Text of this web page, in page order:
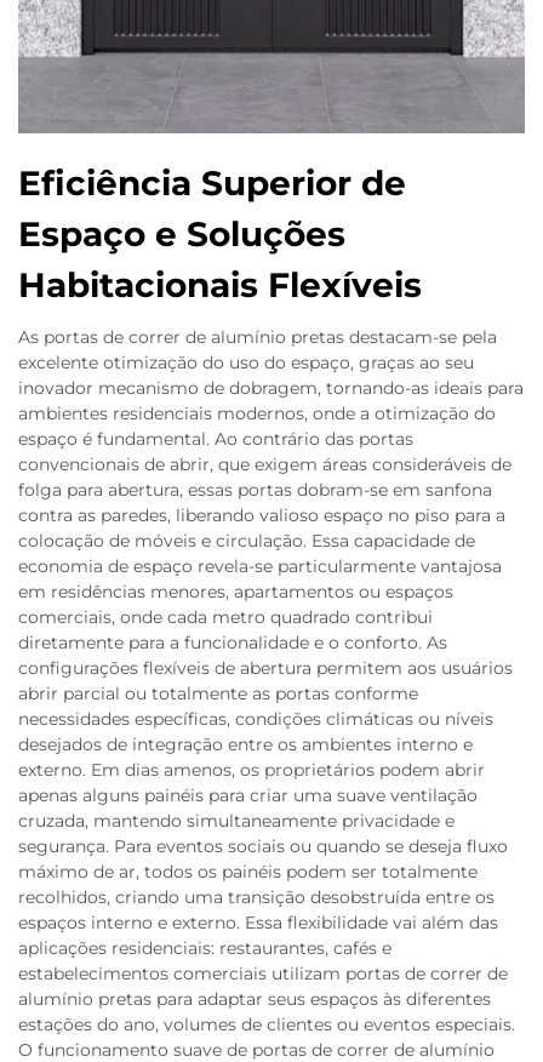
Eficiência Superior de
Espaço e Soluções
Habitacionais Flexíveis
As portas de correr de alumínio pretas destacam-se pela
excelente otimização do uso do espaço, graças ao seu
inovador mecanismo de dobragem, tornando-as ideais para
ambientes residenciais modernos, onde a otimização do
espaço é fundamental. Ao contrário das portas
convencionais de abrir, que exigem áreas consideráveis de
folga para abertura, essas portas dobram-se em sanfona
contra as paredes, liberando valioso espaço no piso para a
colocação de móveis e circulação. Essa capacidade de
economia de espaço revela-se particularmente vantajosa
em residências menores, apartamentos ou espaços
comerciais, onde cada metro quadrado contribui
diretamente para a funcionalidade e o conforto. As
configurações flexíveis de abertura permitem aos usuários
abrir parcial ou totalmente as portas conforme
necessidades específicas, condições climáticas ou níveis
desejados de integração entre os ambientes interno e
externo. Em dias amenos, os proprietários podem abrir
apenas alguns painéis para criar uma suave ventilação
cruzada, mantendo simultaneamente privacidade e
segurança. Para eventos sociais ou quando se deseja fluxo
máximo de ar, todos os painéis podem ser totalmente
recolhidos, criando uma transição desobstruída entre os
espaços interno e externo. Essa flexibilidade vai além das
aplicações residenciais: restaurantes, cafés e
estabelecimentos comerciais utilizam portas de correr de
alumínio pretas para adaptar seus espaços às diferentes
estações do ano, volumes de clientes ou eventos especiais.
O funcionamento suave de portas de correr de alumínio